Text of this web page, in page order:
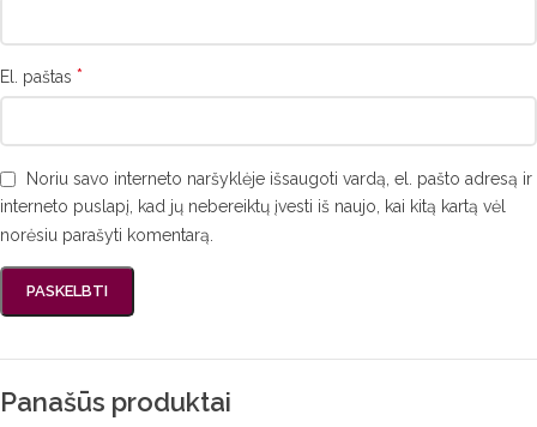
El. paštas *
Noriu savo interneto naršyklėje išsaugoti vardą, el. pašto adresą ir
interneto puslapį, kad jų nebereiktų įvesti iš naujo, kai kitą kartą vėl
norėsiu parašyti komentarą.
Panašūs produktai